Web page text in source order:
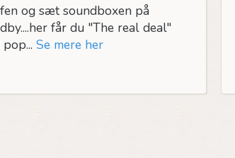
og sæt soundboxen på
får du "The real deal"
Se mere her